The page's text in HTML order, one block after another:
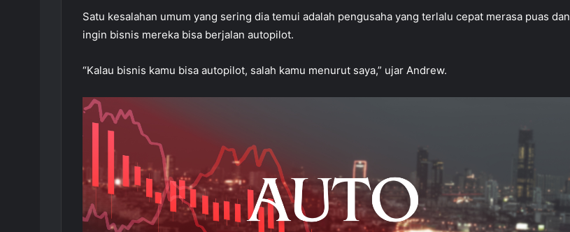
Satu kesalahan umum yang sering dia temui adalah pengusaha yang terlalu cepat merasa puas dan
ingin bisnis mereka bisa berjalan autopilot.
“Kalau bisnis kamu bisa autopilot, salah kamu menurut saya,” ujar Andrew.